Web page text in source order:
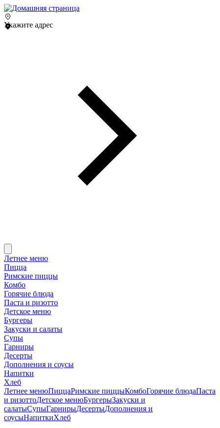
Укажите адрес
Летнее меню
Пицца
Римские пиццы
Комбо
Горячие блюда
Паста и ризотто
Детское меню
Бургеры
Закуски и салаты
Супы
Гарниры
Десерты
Дополнения и соусы
Напитки
Хлеб
Летнее менюПиццаРимские пиццыКомбоГорячие блюдаПаста
и ризоттоДетское менюБургерыЗакуски и
салатыСупыГарнирыДесертыДополнения и
соусыНапиткиХлеб